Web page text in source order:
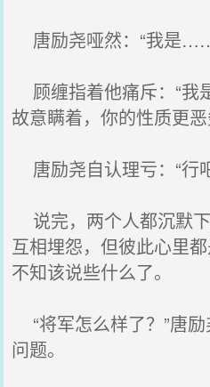
唐励尧哑然：“我是
顾缠指着他痛斥：“我
故意瞒着，你的性质更
唐励尧自认理亏：“行
说完，两个人都沉默下
互相埋怨，但彼此心里
不知该说些什么了。
“将军怎么样了？”唐
问题。